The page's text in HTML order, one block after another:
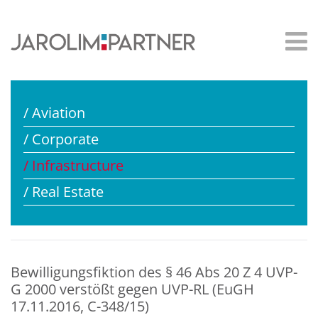
/ Aviation
/ Corporate
/ Infrastructure
/ Real Estate
Bewilligungsfiktion des § 46 Abs 20 Z 4 UVP-
G 2000 verstößt gegen UVP-RL (EuGH
17.11.2016, C-348/15)